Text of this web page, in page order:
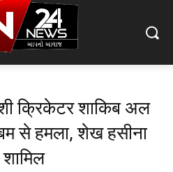
क्रिकेटर शाकिब अल
से हमला, शेख हसीना